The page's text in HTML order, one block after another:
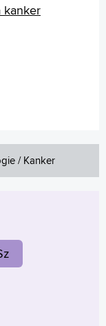
kanker
/ Kanker